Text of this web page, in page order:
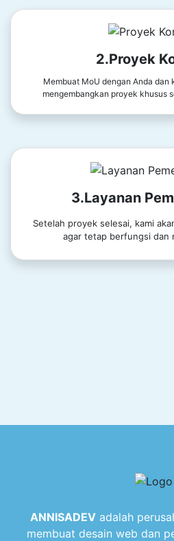
2.Proyek
Membuat MoU dengan Anda dan
mengembangkan proyek khusus
3.Layanan
Setelah proyek selesai, kami
agar tetap berfungsi dan
ANNISADEVadalah
membuat desain web dan